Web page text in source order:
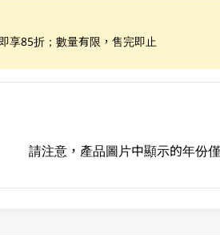
享85折；數量有限，售完即止
請注意，產品圖片中顯示的年份